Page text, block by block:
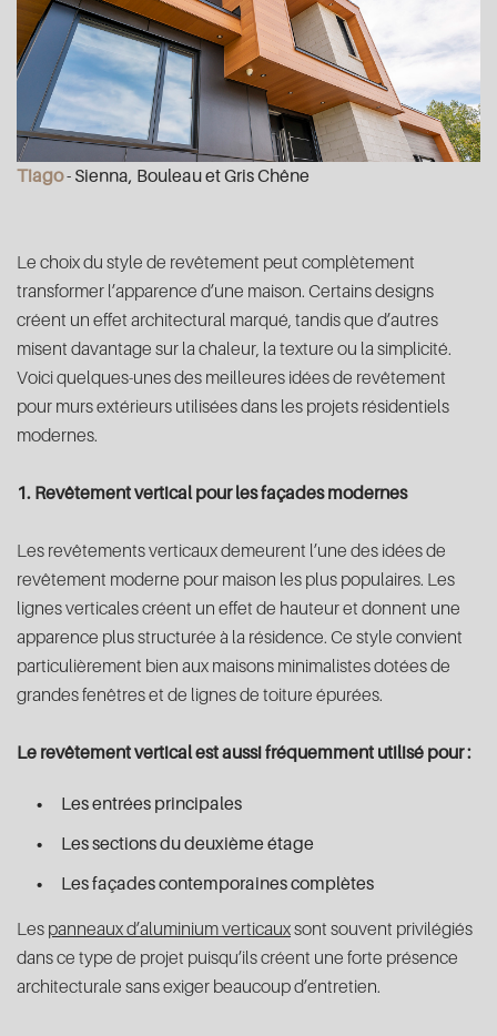
Tiago- Sienna, Bouleau et Gris Chêne
Le choix du style de revêtement peut complètement
transformer l’apparence d’une maison. Certains designs
créent un effet architectural marqué, tandis que d’autres
misent davantage sur la chaleur, la texture ou la simplicité.
Voici quelques-unes des meilleures idées de revêtement
pour murs extérieurs utilisées dans les projets résidentiels
modernes.
1. Revêtement vertical pour les façades modernes
Les revêtements verticaux demeurent l’une des idées de
revêtement moderne pour maison les plus populaires. Les
lignes verticales créent un effet de hauteur et donnent une
apparence plus structurée à la résidence. Ce style convient
particulièrement bien aux maisons minimalistes dotées de
grandes fenêtres et de lignes de toiture épurées.
Le revêtement vertical est aussi fréquemment utilisé pour :
Les entrées principales
Les sections du deuxième étage
Les façades contemporaines complètes
Les panneaux d’aluminium verticauxsont souvent privilégiés
dans ce type de projet puisqu’ils créent une forte présence
architecturale sans exiger beaucoup d’entretien.